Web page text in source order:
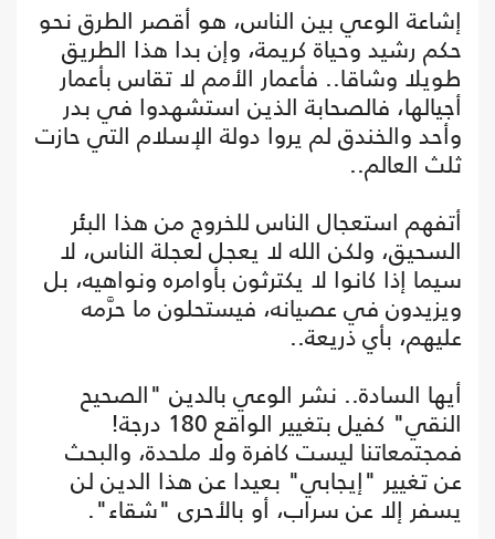
إشاعة الوعي بين الناس، هو أقصر الطرق نحو
حكم رشيد وحياة كريمة، وإن بدا هذا الطريق
طويلا وشاقا.. فأعمار الأمم لا تقاس بأعمار
أجيالها، فالصحابة الذين استشهدوا في بدر
وأحد والخندق لم يروا دولة الإسلام التي حازت
ثلث العالم..
أتفهم استعجال الناس للخروج من هذا البئر
السحيق، ولكن الله لا يعجل لعجلة الناس، لا
سيما إذا كانوا لا يكترثون بأوامره ونواهيه، بل
ويزيدون في عصيانه، فيستحلون ما حرَّمه
عليهم، بأي ذريعة..
أيها السادة.. نشر الوعي بالدين "الصحيح
النقي" كفيل بتغيير الواقع 180 درجة!
فمجتمعاتنا ليست كافرة ولا ملحدة، والبحث
عن تغيير "إيجابي" بعيدا عن هذا الدين لن
يسفر إلا عن سراب، أو بالأحرى "شقاء".